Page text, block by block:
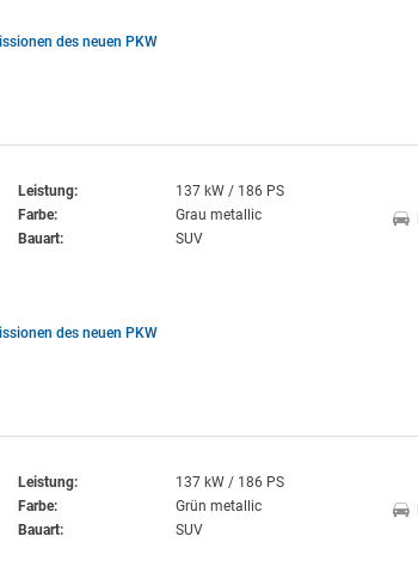
des neuen PKW
Leistung:
137 kW / 186 PS
Farbe:
Grau metallic
Bauart:
SUV
des neuen PKW
Leistung:
137 kW / 186 PS
Farbe:
Grün metallic
Bauart:
SUV